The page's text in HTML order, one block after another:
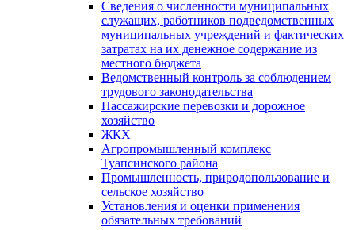
Сведения о численности муниципальных
служащих, работников подведомственных
муниципальных учреждений и фактических
затратах на их денежное содержание из
местного бюджета
Ведомственный контроль за соблюдением
трудового законодательства
Пассажирские перевозки и дорожное
хозяйство
ЖКХ
Агропромышленный комплекс
Туапсинского района
Промышленность, природопользование и
сельское хозяйство
Установления и оценки применения
обязательных требований